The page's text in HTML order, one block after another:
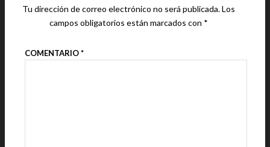
Tu dirección de correo electrónico no será publicada.Los
campos obligatorios están marcados con *
COMENTARIO*